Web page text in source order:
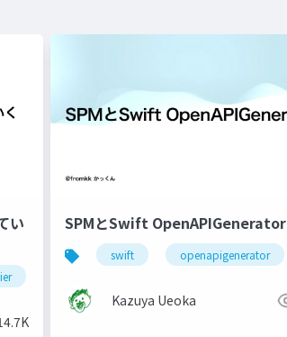
い
SPMとSwift OpenAPIGenerator
swift openapigenerator
Kazuya Ueoka